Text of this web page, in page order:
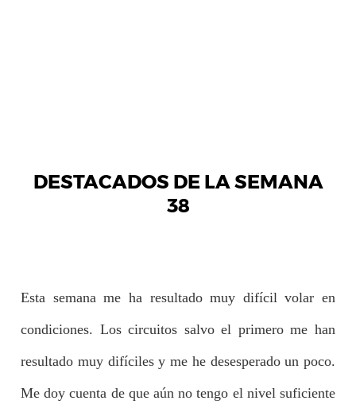
DESTACADOS DE LA SEMANA
38
Esta semana me ha resultado muy difícil volar en
condiciones. Los circuitos salvo el primero me han
resultado muy difíciles y me he desesperado un poco.
Me doy cuenta de que aún no tengo el nivel suficiente